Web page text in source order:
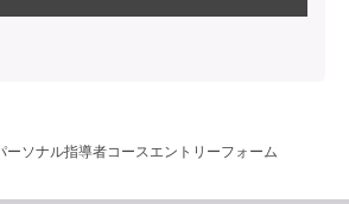
ーソナルセッションセミナー等）、リ
ーソナル指導者コースエントリーフォーム